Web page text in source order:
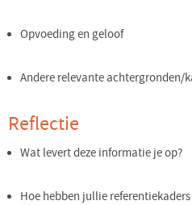
Opvoeding en geloof
Andere relevante achtergronden/
Reflectie
Wat levert deze informatie je op?
Hoe hebben jullie